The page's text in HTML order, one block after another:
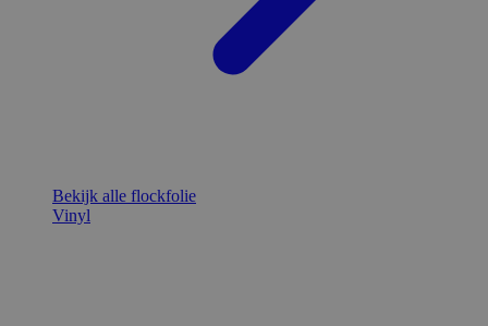
Bekijk alle flockfolie
Vinyl